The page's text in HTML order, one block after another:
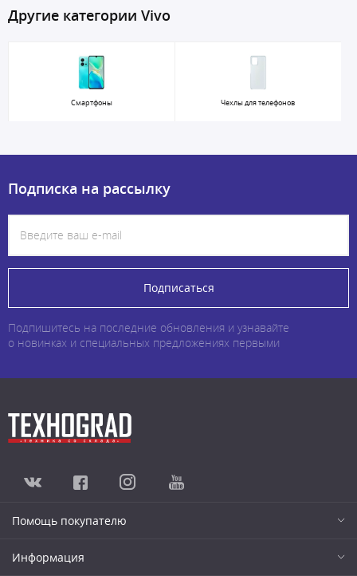
Другие категории Vivo
Смартфоны Чехлы для телефонов
Подписка на рассылку
Подписаться
Подпишитесь на последние обновления и узнавайте
о новинках и специальных предложениях первыми
Помощь покупателю
Информация